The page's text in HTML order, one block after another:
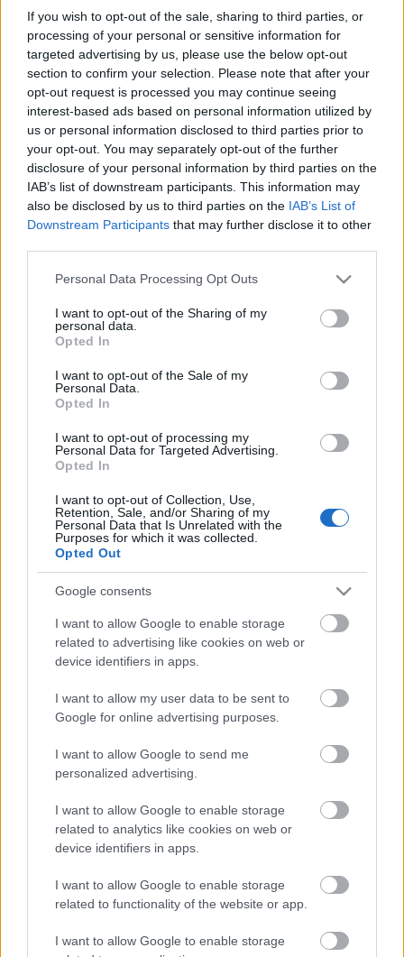
If you wish to opt-out of the sale, sharing to third parties, or
processing of your personal or sensitive information for
targeted advertising by us, please use the below opt-out
section to confirm your selection. Please note that after your
opt-out request is processed you may continue seeing
interest-based ads based on personal information utilized by
us or personal information disclosed to third parties prior to
your opt-out. You may separately opt-out of the further
disclosure of your personal information by third parties on the
IAB’s list of downstream participants. This information may
also be disclosed by us to third parties on the IAB’s List of
Downstream Participants that may further disclose it to other
Please note that this website/app uses one or more Google
not limited to your visit or usage behaviour. You may click to
grant or deny consent to Google and its third-party tags to
use your data for below specified purposes in below Google
consent section.
Personal Data Processing Opt Outs
I want to opt-out of the Sharing of my
personal data.
Opted In
I want to opt-out of the Sale of my
Personal Data.
Opted In
I want to opt-out of processing my
Personal Data for Targeted Advertising.
Opted In
I want to opt-out of Collection, Use,
Retention, Sale, and/or Sharing of my
Personal Data that Is Unrelated with the
Purposes for which it was collected.
Opted Out
Google consents
I want to allow Google to enable storage
related to advertising like cookies on web or
device identifiers in apps.
I want to allow my user data to be sent to
Google for online advertising purposes.
I want to allow Google to send me
personalized advertising.
I want to allow Google to enable storage
related to analytics like cookies on web or
device identifiers in apps.
I want to allow Google to enable storage
related to functionality of the website or app.
I want to allow Google to enable storage
megálmodtam a következő napot. Megálmodtam, hogy
az iskolában mi fog történni. És általában rossz dolgok
történtek. Ez azért volt rossz... Mert olyan érzést keltett
bennem, mintha napközben aludtam volna el és... Ha
valami már megtörtént volna egyszer... Nagyon rossz
dolog álmodni, vagy elképzelni azt, amiről lemaradtál.
Féltem a kerületi gyerekektől de azokkal sosem
álmodtam. Nem érdekeltek. Féltem, hogy megtalálnak,
de nem éjszaka. Féltem a másnapi verekedésektől...
Tudtam, hogy verekedni fogok, mert verekednem kell.
Hehe! Attól féltem. Hogy nem lesz belőlem senki. Attól
félek, hogy nem sikerül elérnem, amit elgondoltam.
Hogy nem sikerül a figyelmemet megosztanom. Illetve,
hogy a figyelmemet túlságosan megosztom. Nem tudok
semmit végigcsinálni. Ha nem tudok semmit
végigcsinálni, akkor nem viszem semmire. Senki nem fog
rám emlékezni, pedig ennek tökre nincs értelme... Amit
maximálisan el tudsz érni, az az, hogy a történelem
könyvek két oldalban megemlékeznek rólad. Attól félek,
hogy nem csinálom jól az életemet, hogy nem élek
eleget, mert szerintem a családomban senki sem élt
eleget. Kevés az idő. Meg attól félek, hogy nem fogom
tudni elhatározni magam... Hogy mi legyek... Félek a
sötétben. Hogy elfelejtek valamit... Hogy elvesztem a
szeretnek... Nagyon félek attól, hogy nem szeretnek.
Meséltem már a kosfejű szörnyről? Az a kosfejű szörny
tányérokat evett.
A bemutató időpontja 2005.december 2. 18
A Zéró Műhely további, novemberi előadásai:
November 24. 19 óra Craig Lucas: A haldokló Gallus
November 26. 18 óra Edward Albee: Nem félünk a
November 30. délután ˝ 4 Edward Albee: Nem félünk
a farkastól
Az előadások helyszíne: Almási Színház (1077
Budapest, Almássy tér 6. tel: 06-1/789-9156)